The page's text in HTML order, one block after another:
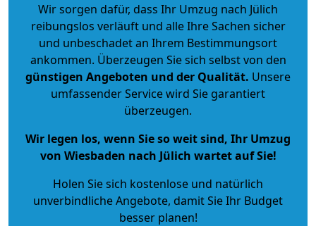
Wir sorgen dafür, dass Ihr Umzug nach Jülich
reibungslos verläuft und alle Ihre Sachen sicher
und unbeschadet an Ihrem Bestimmungsort
ankommen. Überzeugen Sie sich selbst von den
günstigen Angeboten und der Qualität. Unsere
umfassender Service wird Sie garantiert
überzeugen.
Wir legen los, wenn Sie so weit sind, Ihr Umzug
von Wiesbaden nach Jülich wartet auf Sie!
Holen Sie sich kostenlose und natürlich
unverbindliche Angebote, damit Sie Ihr Budget
besser planen!